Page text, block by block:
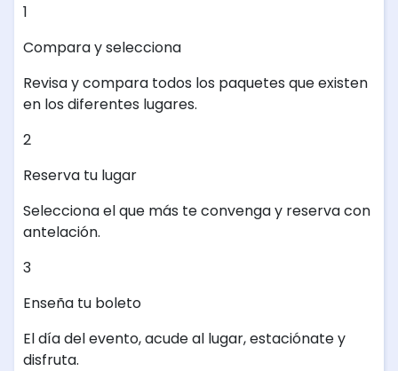
1
Compara y selecciona
Revisa y compara todos los paquetes que existen
en los diferentes lugares.
2
Reserva tu lugar
Selecciona el que más te convenga y reserva con
antelación.
3
Enseña tu boleto
El día del evento, acude al lugar, estaciónate y
disfruta.